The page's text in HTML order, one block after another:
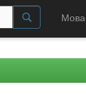
Мова